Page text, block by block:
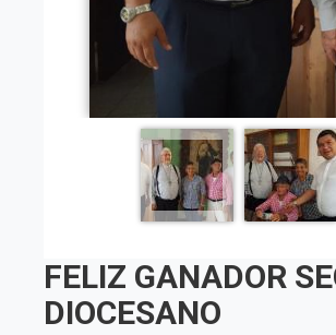
FELIZ GANADOR
DIOCESANO